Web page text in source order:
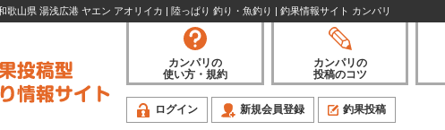
山県 湯浅広港 ヤエン アオリイカ | 陸っぱり 釣り・魚釣り | 釣果情報サイト カンパリ
カンパリの
使い方・規約
カンパリの
投稿のコツ
ログイン 新規会員登録 釣果投稿